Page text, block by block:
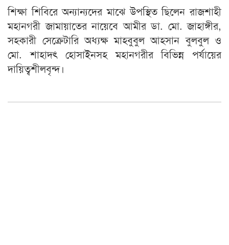
শিক্ষা শিবিরে অন্যান্যদের মাঝে উপস্থিত ছিলেন রাজশাহী
মহানগরী জামায়াতের নায়েবে আমীর ডা. মো. জাহাঙ্গীর,
সহকারী সেক্রেটারি অধ্যক্ষ মাহবুবুল আহসান বুলবুল ও
মো. শাহাদৎ হোসাইনসহ মহানগরীর বিভিন্ন পর্যায়ের
দায়িত্বশীলবৃন্দ।